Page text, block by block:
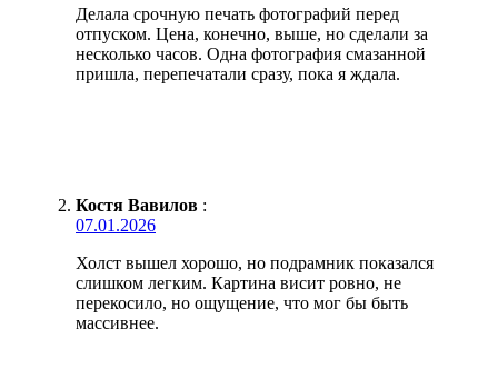
Делала срочную печать фотографий перед
отпуском. Цена, конечно, выше, но сделали за
несколько часов. Одна фотография смазанной
пришла, перепечатали сразу, пока я ждала.
Костя Вавилов :
07.01.2026
Холст вышел хорошо, но подрамник показался
слишком легким. Картина висит ровно, не
перекосило, но ощущение, что мог бы быть
массивнее.